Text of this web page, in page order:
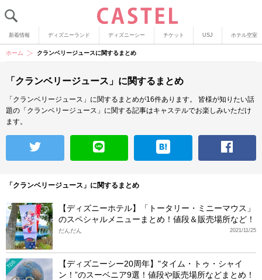
新着情報 ディズニーランド ディズニーシー チケット USJ ホテル空室
ホーム クランベリージュースに関するまとめ
「クランベリージュース」に関するまとめ
「クランベリージュース」に関するまとめが16件あります。
皆様が知りたい話
題の「クランベリージュース」に関する記事はキャステルでお楽しみいただけ
ます。
「クランベリージュース」に関するまとめ
【ディズニーホテル】「トータリー・ミニーマウス」
のスペシャルメニューまとめ！値段＆販売場所など！
2021/11/25
だんだん
TDS
【ディズニーシー20周年】"タイム・トゥ・シャイ
ン！”のスーベニア9選！値段や販売場所などまとめ！